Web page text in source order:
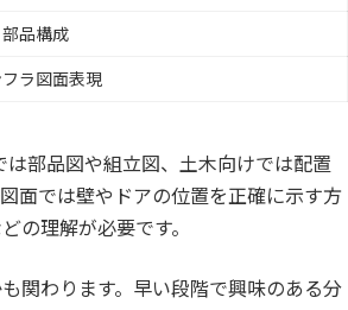
品構成
ラ図面表現
部品図や組立図、土木向けでは配置
面では壁やドアの位置を正確に示す方
の理解が必要です。
関わります。早い段階で興味のある分